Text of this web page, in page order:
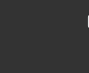
pas y retourner lors d'un